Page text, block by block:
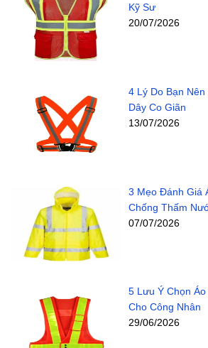
Kỹ Sư
20/07/2026
4 Lý Do Bạn
Dây Co Giãn
13/07/2026
3 Mẹo Đánh Giá
Chống Thấm
07/07/2026
5 Lưu Ý Chọn
Cho Công Nhân
29/06/2026